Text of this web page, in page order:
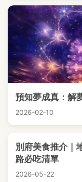
預知夢成真：解
2026-02-10
別府美食推介｜
路必吃清單
2026-05-22